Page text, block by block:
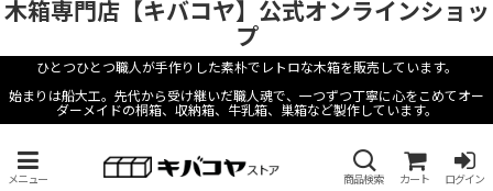
木箱専門店【キバコヤ】公式オンラインショッ
プ
ひとつひとつ職人が手作りした素朴でレトロな木箱を販売しています。
始まりは船大工。先代から受け継いだ職人魂で、一つずつ丁寧に心をこめてオー
ダーメイドの桐箱、収納箱、牛乳箱、巣箱など製作しています。
メニュー 商品検索 カート ログイン